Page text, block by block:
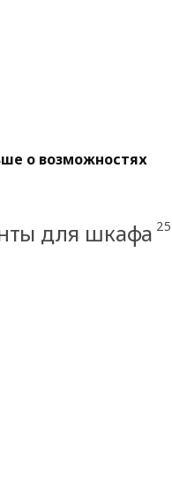
о возможностях
для шкафа 25